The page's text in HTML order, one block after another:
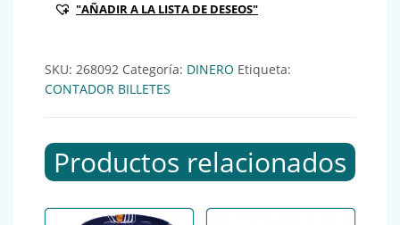
"AÑADIR A LA LISTA DE DESEOS"
SKU: 268092 Categoría: DINERO Etiqueta:
CONTADOR BILLETES
Productos relacionados